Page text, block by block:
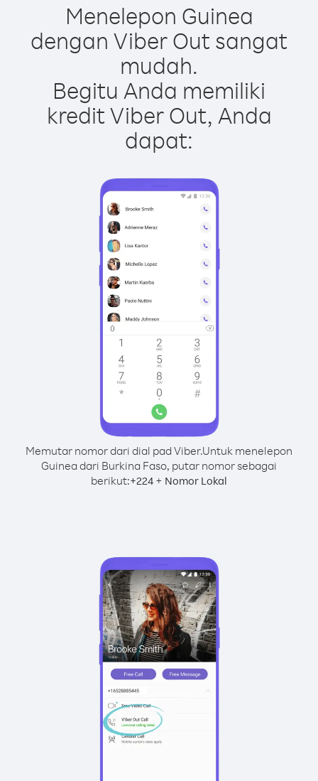
Menelepon Guinea
dengan Viber Out sangat
mudah.
Begitu Anda memiliki
kredit Viber Out, Anda
dapat:
Memutar nomor dari dial pad Viber.Untuk menelepon
Guinea dari Burkina Faso, putar nomor sebagai
berikut:+224 + Nomor Lokal